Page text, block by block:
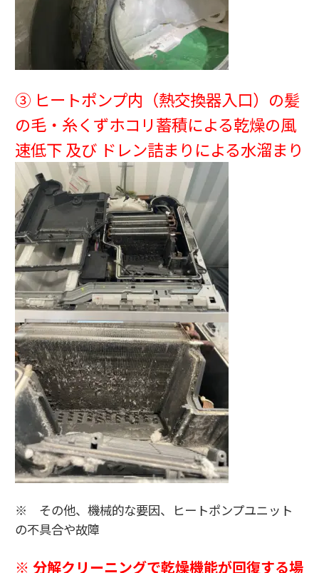
③ ヒートポンプ内（熱交換器入口）の髪
の毛・糸くずホコリ蓄積による乾燥の風
速低下 及び ドレン詰まりによる水溜まり
※ その他、機械的な要因、ヒートポンプユニット
の不具合や故障
※ 分解クリーニングで乾燥機能が回復する場